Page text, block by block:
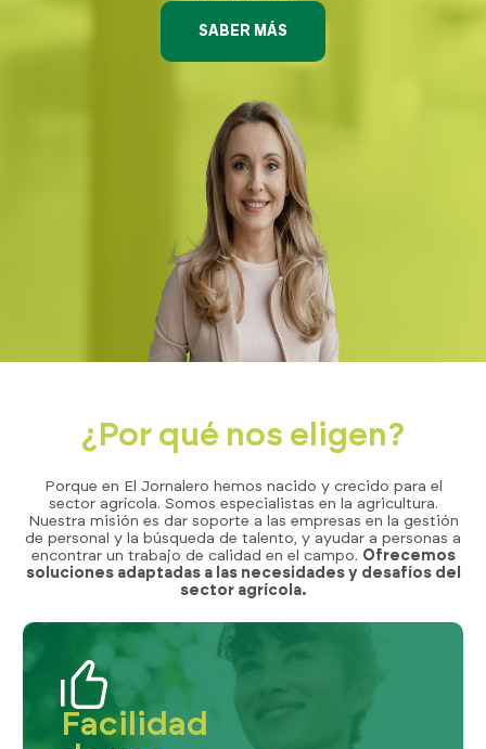
SABER MÁS
¿Por qué nos eligen?
Porque en El Jornalero hemos nacido y crecido para el
sector agrícola. Somos especialistas en la agricultura.
Nuestra misión es dar soporte a las empresas en la gestión
de personal y la búsqueda de talento, y ayudar a personas a
encontrar un trabajo de calidad en el campo. Ofrecemos
soluciones adaptadas a las necesidades y desafíos del
sector agrícola.
Facilidad